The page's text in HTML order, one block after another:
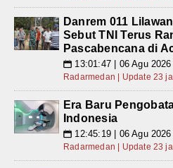
Danrem 011
Sebut TNI Terus
Pascabencana di
📅 13:01:47 | 06 Agu
Radarmedan | Update 23
Era Baru
Indonesia
📅 12:45:19 | 06 Agu
Radarmedan | Update 23